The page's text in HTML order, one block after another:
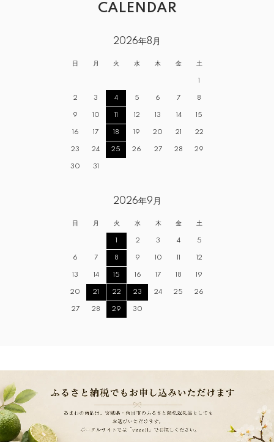
CALENDAR
2026年8月
日 月 火 水 木 金 土
1
2 3 4 5 6 7 8
9 10 11 12 13 14 15
16 17 18 19 20 21 22
23 24 25 26 27 28 29
30 31
2026年9月
日 月 火 水 木 金 土
1 2 3 4 5
6 7 8 9 10 11 12
13 14 15 16 17 18 19
20 21 22 23 24 25 26
27 28 29 30